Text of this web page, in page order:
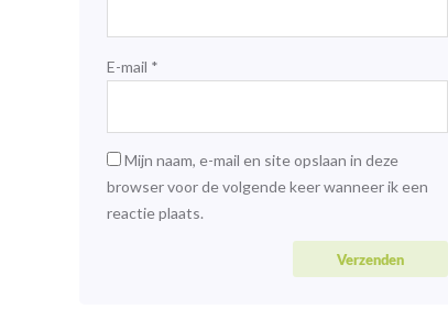
E-mail *
Mijn naam, e-mail en site opslaan in deze
browser voor de volgende keer wanneer ik een
reactie plaats.